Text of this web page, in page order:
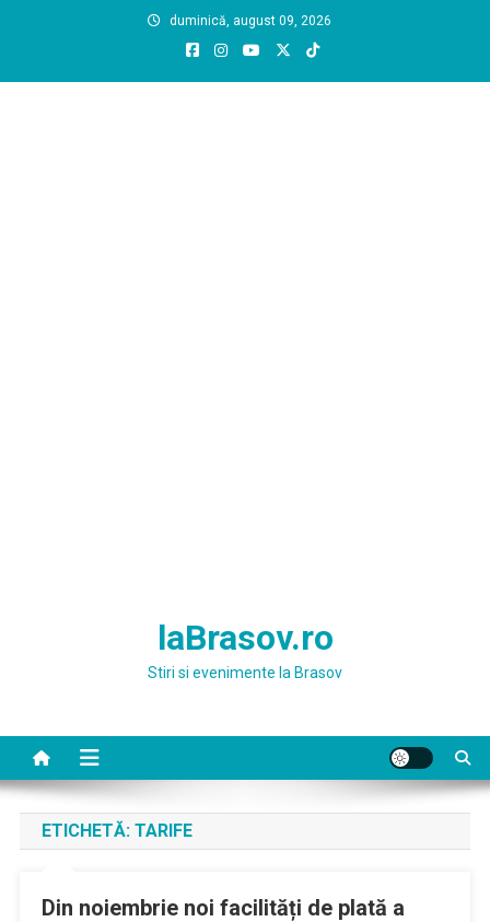
duminică, august 09, 2026
laBrasov.ro
Stiri si evenimente la Brasov
ETICHETĂ: TARIFE
Din noiembrie noi facilități de plată a